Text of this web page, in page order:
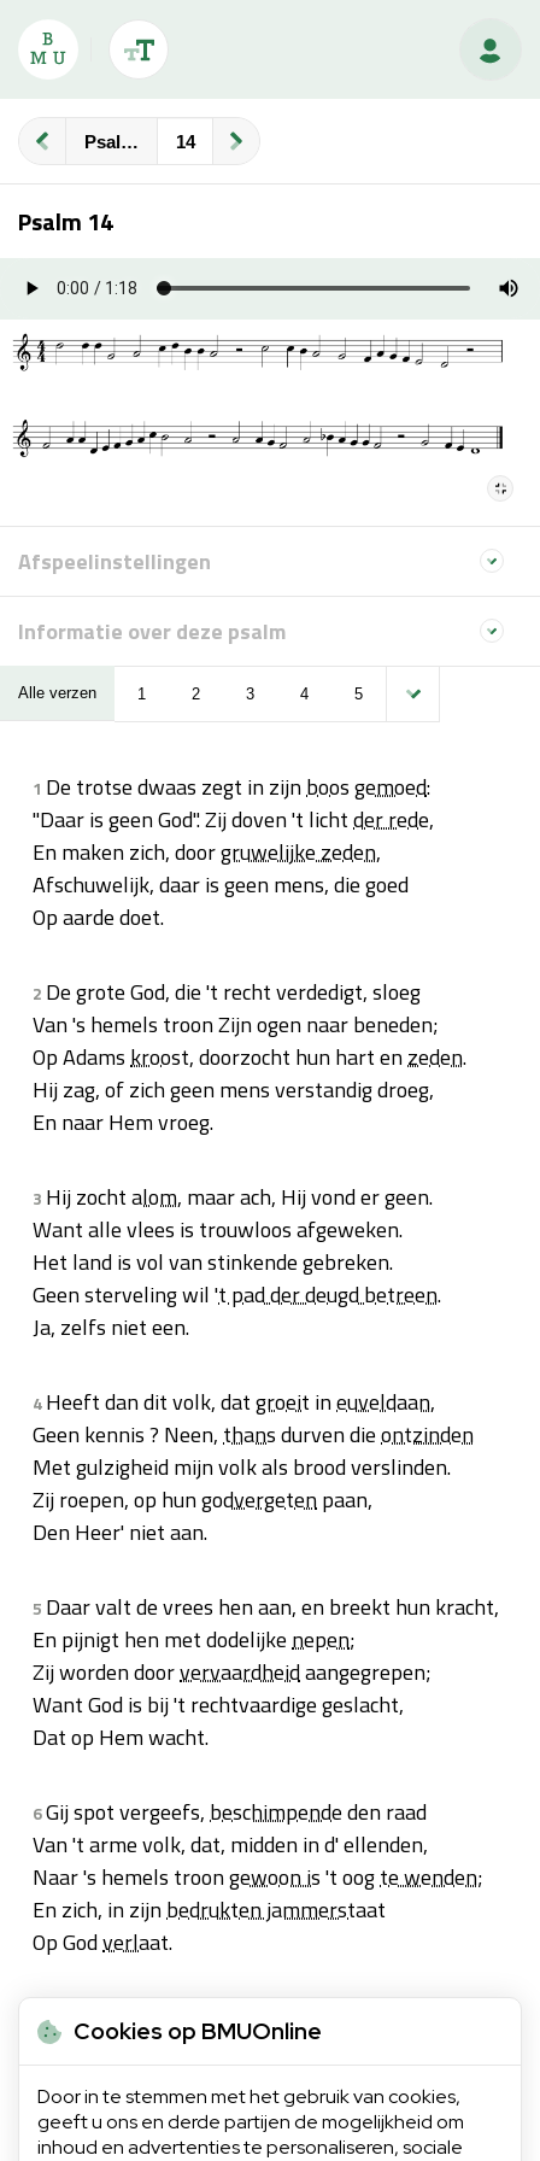
Psalmberijming
Psalm 14
Afspeelinstellingen
Informatie over deze psalm
Alle verzen 1 2 3 4 5
1 De trotse dwaas zegt in zijnboosgemoed:
"Daar is geen God". Zij doven 't lichtder rede,
En maken zich, doorgruwelijke zeden,
Afschuwelijk, daar is geen mens, die goed
Op aarde doet.
2 De grote God, die 't recht verdedigt, sloeg
Van 's hemels troon Zijn ogen naar beneden;
Op Adamskroost, doorzocht hun hart enzeden.
Hij zag, of zich geen mens verstandig droeg,
En naar Hem vroeg.
3 Hij zochtalom, maar ach, Hij vond er geen.
Want alle vlees is trouwloos afgeweken.
Het land is vol van stinkende gebreken.
Geen sterveling wil 't pad der deugd betreen.
Ja, zelfs niet een.
4Heeft dan dit volk, datgroeit ineuveldaan,
Geen kennis ? Neen,thansdurven dieontzinden
Met gulzigheid mijn volk als brood verslinden.
Zij roepen, op hungodvergetenpaan,
Den Heer' niet aan.
5 Daar valt de vrees hen aan, en breekt hun kracht,
En pijnigt hen met dodelijkenepen;
Zij worden doorvervaardheidaangegrepen;
Want God is bij 't rechtvaardige geslacht,
Dat op Hem wacht.
6Gij spot vergeefs,beschimpendeden raad
Van 't arme volk, dat, midden in d' ellenden,
Naar 's hemels troongewoon is't oogte wenden;
En zich, in zijnbedrukten jammerstaat
Op Godverlaat.
7Och daalde '
uit Sion spoedig neer.
Voor Israel. Als God Zijn volk uit lijden
En banden redt, zal Jakob zich verblijden,
En Israel al juichend geven d' eer :
Aan zijnen Heer'.
Cookies op BMUOnline
Door in te stemmen met het gebruik van cookies,
geeft u ons en derde partijen de mogelijkheid om
inhoud en advertenties te personaliseren, sociale